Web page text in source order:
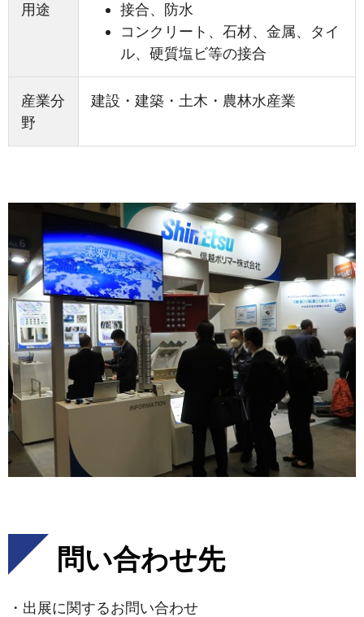
用途
接合、防水
コンクリート、石材、金属、タイ
ル、硬質塩ビ等の接合
産業分
野
建設・建築・土木・農林水産業
問い合わせ先
・出展に関するお問い合わせ